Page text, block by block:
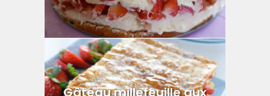
Gâteau millefeuille aux